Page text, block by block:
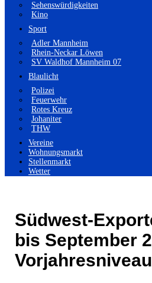
Sehenswürdigkeiten
Kino
Sport
Adler Mannheim
Rhein-Neckar Löwen
SV Waldhof Mannheim 07
Blaulicht
Polizei
Feuerwehr
Rotes Kreuz
Johaniter
THW
Vereine
Wohnungsmarkt
Stellenmarkt
Wetter
Südwest-
bis September
Vorjahresniveau